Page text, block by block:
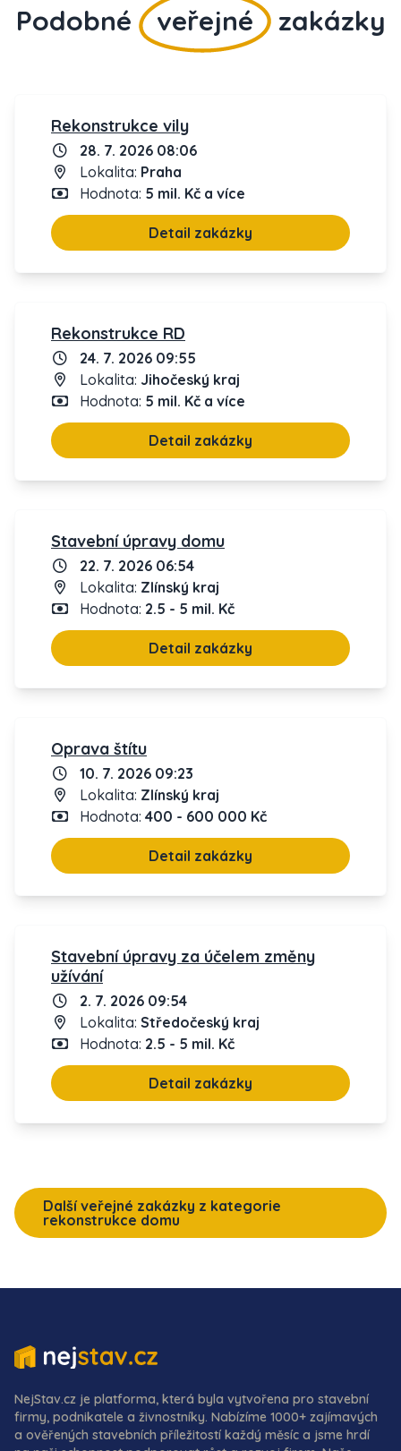
Podobné veřejné zakázky
Rekonstrukce vily
28. 7. 2026 08:06
Lokalita: Praha
Hodnota: 5 mil. Kč a více
Detail zakázky
Rekonstrukce RD
24. 7. 2026 09:55
Lokalita: Jihočeský kraj
Hodnota: 5 mil. Kč a více
Detail zakázky
Stavební úpravy domu
22. 7. 2026 06:54
Lokalita: Zlínský kraj
Hodnota: 2.5 - 5 mil. Kč
Detail zakázky
Oprava štítu
10. 7. 2026 09:23
Lokalita: Zlínský kraj
Hodnota: 400 - 600 000 Kč
Detail zakázky
Stavební úpravy za účelem změny
užívání
2. 7. 2026 09:54
Lokalita: Středočeský kraj
Hodnota: 2.5 - 5 mil. Kč
Detail zakázky
Další veřejné zakázky z kategorie
rekonstrukce domu
NejStav.cz je platforma, která byla vytvořena pro stavební
firmy, podnikatele a živnostníky. Nabízíme 1000+ zajímavých
a ověřených stavebních příležitostí každý měsíc a jsme hrdí